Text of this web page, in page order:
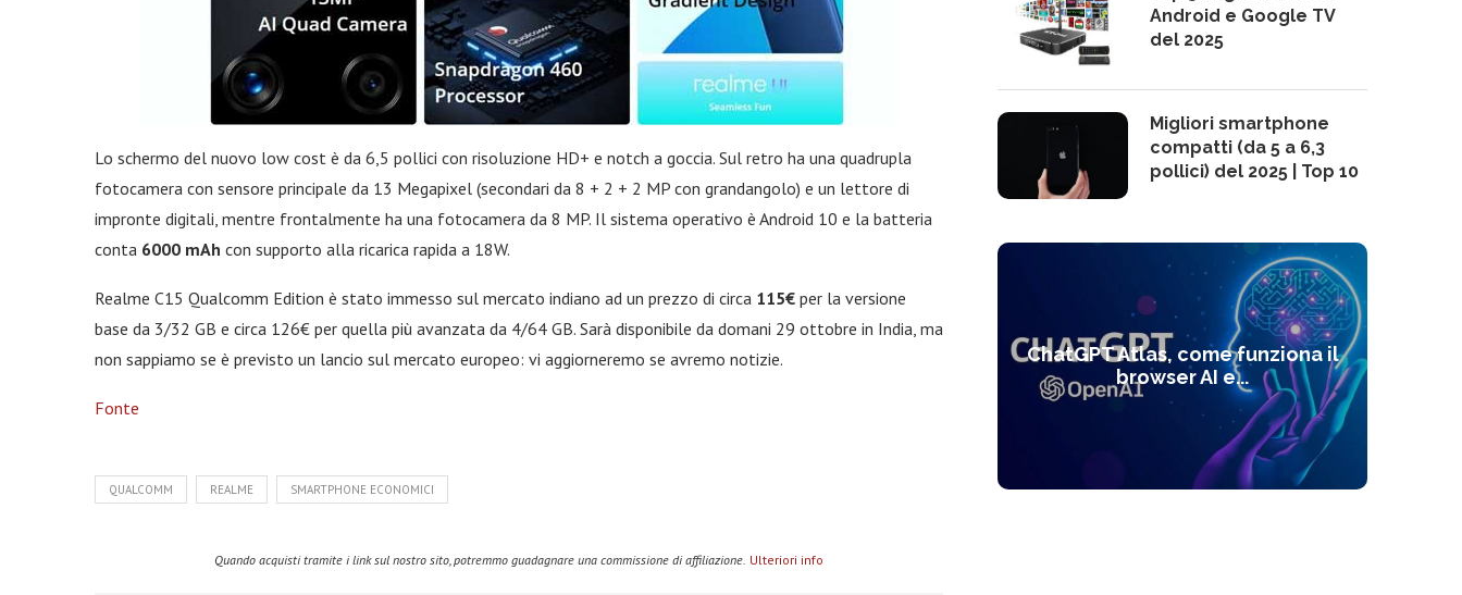
Lo schermo del nuovo low cost è da 6,5 pollici con risoluzione HD+ e notch a goccia. Sul retro ha una quadrupla
fotocamera con sensore principale da 13 Megapixel (secondari da 8 + 2 + 2 MP con grandangolo) e un lettore di
impronte digitali, mentre frontalmente ha una fotocamera da 8 MP. Il sistema operativo è Android 10 e la batteria
conta 6000 mAh con supporto alla ricarica rapida a 18W.
Realme C15 Qualcomm Edition è stato immesso sul mercato indiano ad un prezzo di circa 115€ per la versione
base da 3/32 GB e circa 126€ per quella più avanzata da 4/64 GB. Sarà disponibile da domani 29 ottobre in India, ma
non sappiamo se è previsto un lancio sul mercato europeo: vi aggiorneremo se avremo notizie.
Fonte
QUALCOMM REALME SMARTPHONE ECONOMICI
Quando acquisti tramite i link sul nostro sito, potremmo guadagnare una commissione di affiliazione. Ulteriori info
Android e Google TV
del 2025
Migliori smartphone
compatti (da 5 a 6,3
pollici) del 2025 | Top 10
ChatGPT Atlas, come funziona il
browser AI e...